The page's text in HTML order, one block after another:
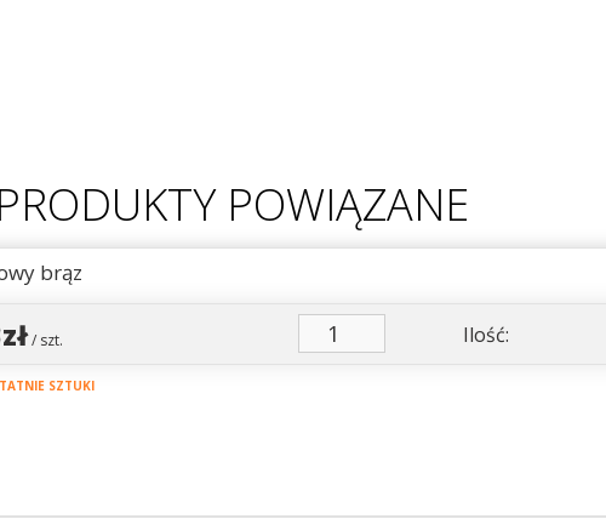
PRODUKTY POWIĄZANE
brąz
/ szt. Ilość:
SZTUKI